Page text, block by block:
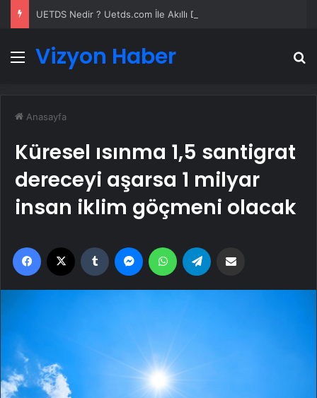
Menü
Vizyon Haber
Anasayfa
Küresel ısınma 1,5 santigrat
dereceyi aşarsa 1 milyar
insan iklim göçmeni olacak
Facebook Tumblr MessengerWhatsApp